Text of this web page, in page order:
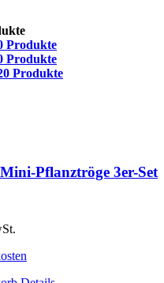
Produkte
Produkte
Produkte
Pflanztröge 3er-Set